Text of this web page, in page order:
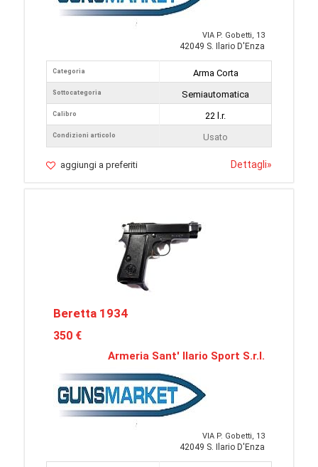
VIA P. Gobetti, 13
42049 S. Ilario D'Enza
Categoria
Sottocategoria
Calibro
Condizioni articolo
Arma Corta
Semiautomatica
22 l.r.
Usato
aggiungi a preferiti Dettagli»
Beretta 1934
350 €
Armeria Sant' Ilario Sport S.r.l.
VIA P. Gobetti, 13
42049 S. Ilario D'Enza